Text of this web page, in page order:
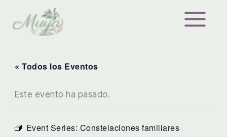
contenido
« Todos los Eventos
Este evento ha pasado.
Event Series: Constelaciones familiares